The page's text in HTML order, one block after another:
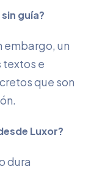
guía?
embargo, un
textos e
que son
Luxor?
dura